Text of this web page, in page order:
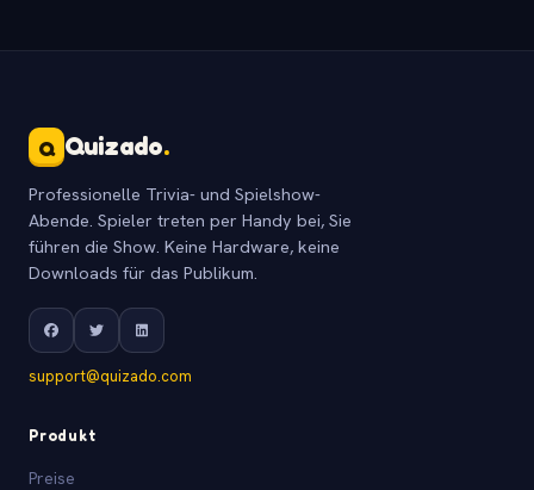
Q Quizado.
Professionelle Trivia- und Spielshow-
Abende. Spieler treten per Handy bei, Sie
führen die Show. Keine Hardware, keine
Downloads für das Publikum.
support@quizado.com
Produkt
Preise